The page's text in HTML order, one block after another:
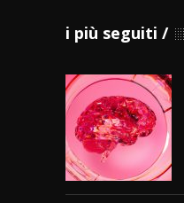
i più seguiti